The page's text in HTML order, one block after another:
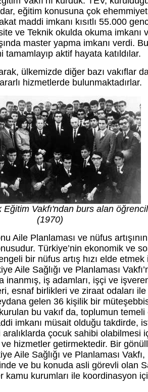
eğitim konusuna çok ehemmiyet
maddi imkanı kısıtlı 55.000
ve Teknik okulda okuma imkanı
master yapma imkanı verdi. Bu
aktif hayata katıldılar.
ülkemizde diğer bazı vakıflar
hizmetlerde bulunmaktadırlar.
Eğitim Vakfı'ndan burs alan
(1970)
Aile Planlaması ve nüfus artışının
Türkiye’nin ekonomik ve
bir nüfus artış hızı elde etmek
Aile Sağlığı ve Planlaması
inanmış, iş adamları, işçi ve
esnaf birlikleri ve ziraat odaları
gelen 36 kişilik bir
bu vakıf da, toplumun temeli
imkanı müsait olduğu takdirde,
aralıklarda çocuk sahibi olabilmesi
hizmetler getirmektedir. Bir
Aile Sağlığı ve Planlaması Vakfı,
ve bu konuda asli görevli olan
kamu kurumları ile koordinasyon